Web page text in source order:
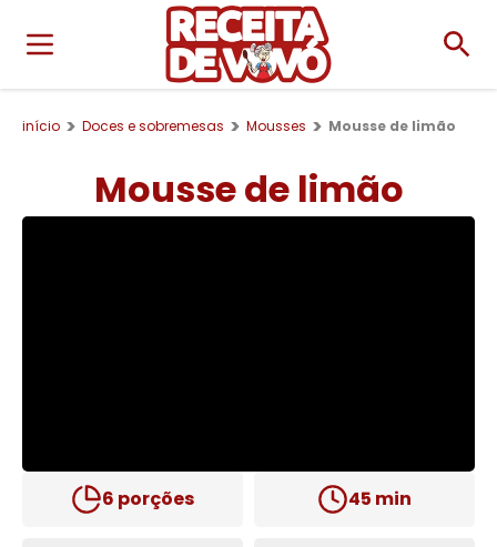
início Doces e sobremesas Mousses Mousse de limão
Mousse de limão
6 porções 45 min